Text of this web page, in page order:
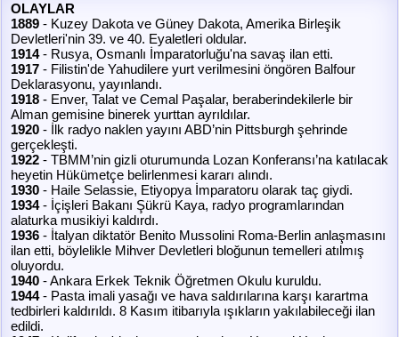
Chat Rooms
Announcements Contact
About Us
Ceptekiler.Com - v2025.01
Licence F.A.Q. C.S.
OLAYLAR
1889 - Kuzey Dakota ve Güney Dakota, Amerika Birleşik
Devletleri'nin 39. ve 40. Eyaletleri oldular.
1914- Rusya, Osmanlı İmparatorluğu'na savaş ilan etti.
1917 - Filistin'de Yahudilere yurt verilmesini öngören Balfour
Deklarasyonu, yayınlandı.
1918 - Enver, Talat ve Cemal Paşalar, beraberindekilerle bir
Alman gemisine binerek yurttan ayrıldılar.
1920 - İlk radyo naklen yayını ABD’nin Pittsburgh şehrinde
gerçekleşti.
1922 - TBMM’nin gizli oturumunda Lozan Konferansı’na katılacak
heyetin Hükümetçe belirlenmesi kararı alındı.
1930 - Haile Selassie, Etiyopya İmparatoru olarak taç giydi.
1934- İçişleri Bakanı Şükrü Kaya, radyo programlarından
alaturka musikiyi kaldırdı.
1936 - İtalyan diktatör Benito Mussolini Roma-Berlin anlaşmasını
ilan etti, böylelikle Mihver Devletleri bloğunun temelleri atılmış
oluyordu.
1940 - Ankara Erkek Teknik Öğretmen Okulu kuruldu.
1944- Pasta imali yasağı ve hava saldırılarına karşı karartma
tedbirleri kaldırıldı. 8 Kasım itibarıyla ışıkların yakılabileceği ilan
edildi.